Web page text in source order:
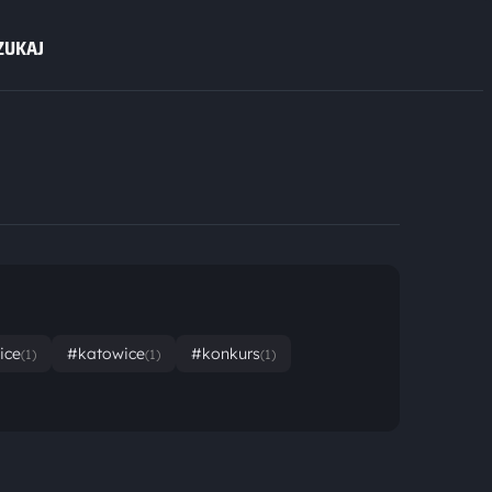
(1) #katowice(1) #konkurs(1)